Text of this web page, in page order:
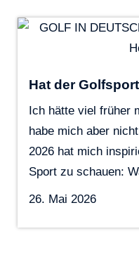
Hat der
Ich hätte viel früher
habe mich aber
2026 hat mich
Sport zu schauen:
26. Mai 2026